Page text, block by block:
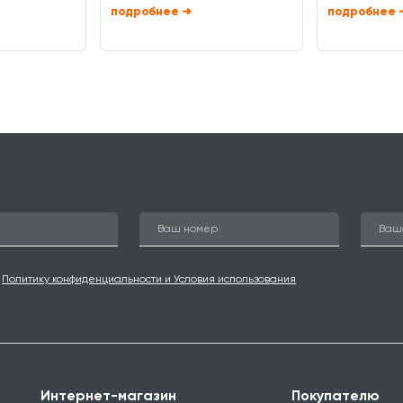
➜
Политику конфиденциальности и Условия использования
Интернет-магазин Покупателю